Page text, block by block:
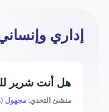
إداري
هل أنت شرير
منشئ التحدي:مجهول